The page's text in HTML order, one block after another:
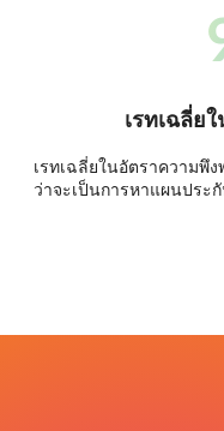
เรทเฉลี่ย
เรทเฉลี่ยในอัตราความพึ
ว่าจะเป็นการหาแผนประ